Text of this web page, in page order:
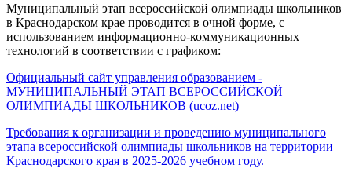
Муниципальный этап всероссийской олимпиады школьников
в Краснодарском крае проводится в очной форме, с
использованием информационно-коммуникационных
технологий в соответствии с графиком:
Официальный сайт управления образованием -
МУНИЦИПАЛЬНЫЙ ЭТАП ВСЕРОССИЙСКОЙ
ОЛИМПИАДЫ ШКОЛЬНИКОВ (ucoz.net)
Требования к организации и проведению муниципального
этапа всероссийской олимпиады школьников на территории
Краснодарского края в 2025-2026 учебном году.